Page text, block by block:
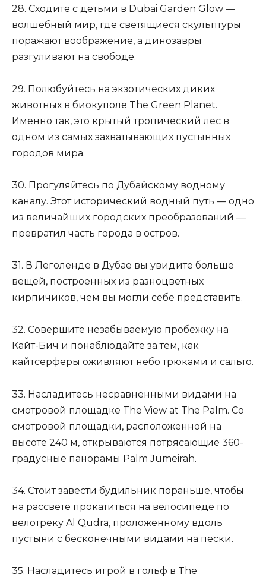
28. Сходите с детьми в Dubai Garden Glow —
волшебный мир, где светящиеся скульптуры
поражают воображение, а динозавры
разгуливают на свободе.
29. Полюбуйтесь на экзотических диких
животных в биокуполе The Green Planet.
Именно так, это крытый тропический лес в
одном из самых захватывающих пустынных
городов мира.
30. Прогуляйтесь по Дубайскому водному
каналу. Этот исторический водный путь — одно
из величайших городских преобразований —
превратил часть города в остров.
31. В Леголенде в Дубае вы увидите больше
вещей, построенных из разноцветных
кирпичиков, чем вы могли себе представить.
32. Совершите незабываемую пробежку на
Кайт-Бич и понаблюдайте за тем, как
кайтсерферы оживляют небо трюками и сальто.
33. Насладитесь несравненными видами на
смотровой площадке The View at The Palm. Со
смотровой площадки, расположенной на
высоте 240 м, открываются потрясающие 360-
градусные панорамы Palm Jumeirah.
34. Стоит завести будильник пораньше, чтобы
на рассвете прокатиться на велосипеде по
велотреку Al Qudra, проложенному вдоль
пустыни с бесконечными видами на пески.
35. Насладитесь игрой в гольф в The